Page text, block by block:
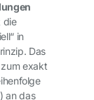
die
in
Das
exakt
an das